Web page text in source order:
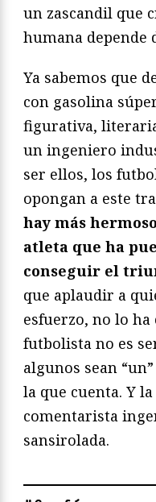
un zascandil que
humana depende
Ya sabemos que
con gasolina
figurativa,
un ingeniero
ser ellos, los
opongan a este
hay más
atleta que ha
conseguir el
que aplaudir a
esfuerzo, no lo ha
futbolista no es
algunos sean
la que cuenta. Y
comentarista
sansirolada.